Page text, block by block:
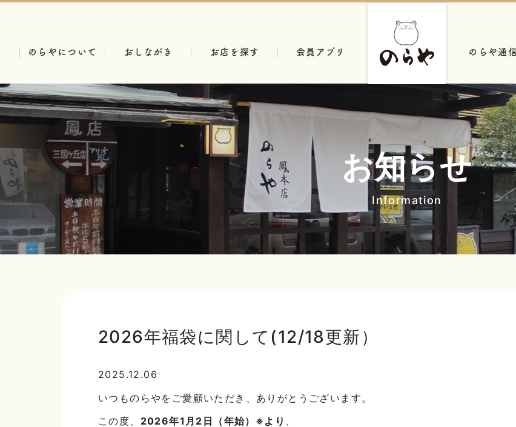
のらやについて おしながき お店を探す 会員アプリ のらや通信
お知らせ
Information
2026年福袋に関して(12/18更新）
2025.12.06
いつものらやをご愛顧いただき、ありがとうございます。
この度、 2026年1月2日（年始）※より